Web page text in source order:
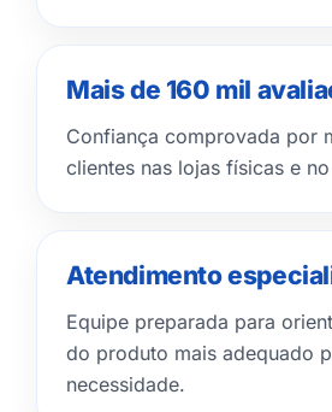
Mais de 160 mil
Confiança comprovada por
clientes nas lojas físicas e
Atendimento
Equipe preparada para
do produto mais adequado
necessidade.